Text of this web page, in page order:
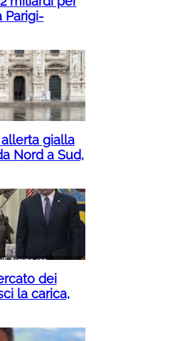
Parigi-
gialla
Nord a Sud,
dei
la carica,